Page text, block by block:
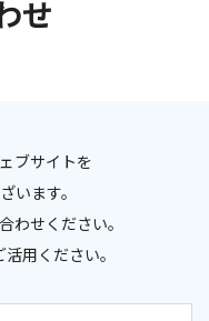
せ
ブサイトを
います。
わせください。
用ください。